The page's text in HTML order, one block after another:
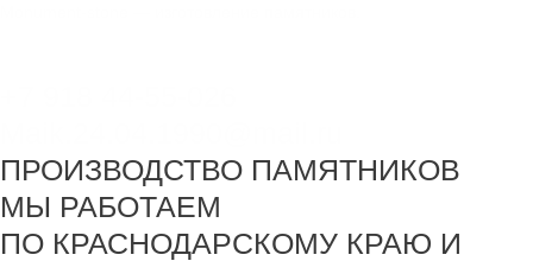
ПРОИЗВОДСТВО ПАМЯТНИКОВ
МЫ РАБОТАЕМ
ПО КРАСНОДАРСКОМУ КРАЮ И